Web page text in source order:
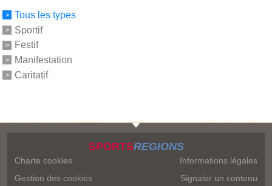
Tous les types
Sportif
Festif
Manifestation
Caritatif
SPORTSREGIONS
Charte cookies
Gestion des cookies
Informations légales
Signaler un contenu